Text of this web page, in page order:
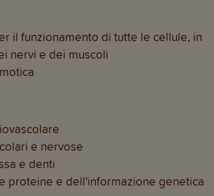
il funzionamento di tutte le cellule, in
nervi e dei muscoli
e nervose
e denti
proteine e dell'informazione genetica